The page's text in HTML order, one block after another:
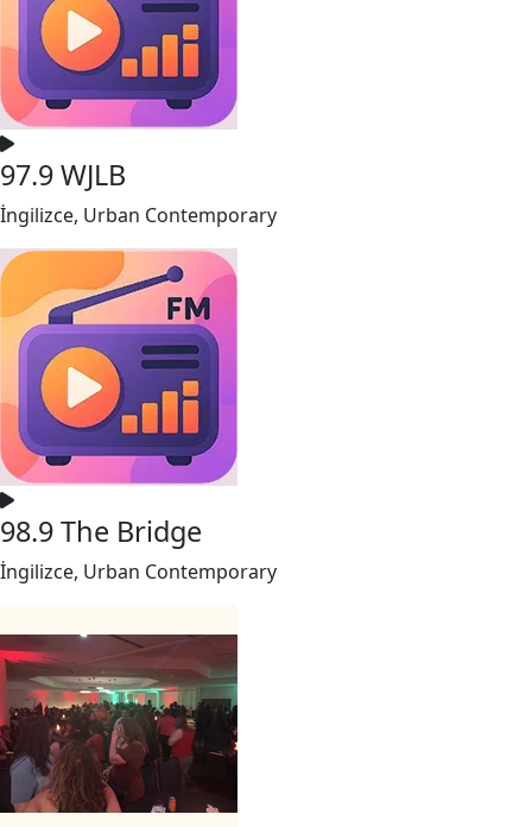
97.9 WJLB
İngilizce, Urban Contemporary
98.9 The Bridge
İngilizce, Urban Contemporary